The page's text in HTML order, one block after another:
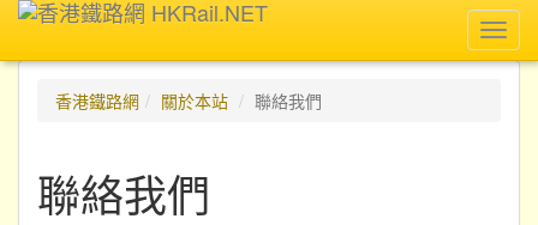
香港鐵路網
關於本站 聯絡我們
聯絡我們